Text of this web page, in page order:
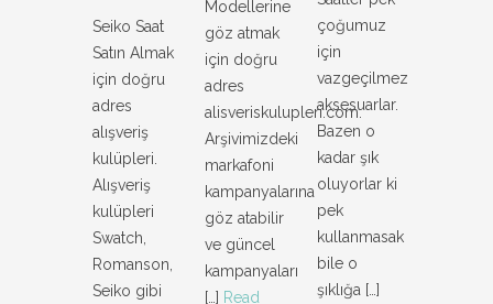
Seiko Saat
Satın Almak
için doğru
adres
alışveriş
kulüpleri.
Alışveriş
kulüpleri
Swatch,
Romanson,
Seiko gibi
Modellerine
göz atmak
için doğru
adres
alisveriskulupleri.com.
Arşivimizdeki
markafoni
kampanyalarına
göz atabilir
ve güncel
kampanyaları
[…] Read
çoğumuz
için
vazgeçilmez
aksesuarlar.
Bazen o
kadar şık
oluyorlar ki
pek
kullanmasak
bile o
şıklığa[…]